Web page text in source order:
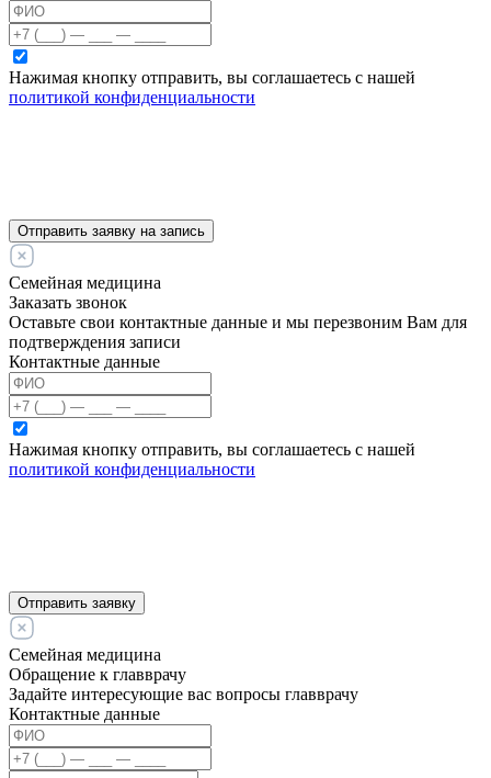
Нажимая кнопку отправить, вы соглашаетесь с нашей
политикой конфиденциальности
Отправить заявку на запись
Семейная медицина
Заказать звонок
Оставьте свои контактные данные и мы перезвоним Вам для
подтверждения записи
Контактные данные
Нажимая кнопку отправить, вы соглашаетесь с нашей
политикой конфиденциальности
Отправить заявку
Семейная медицина
Обращение к главврачу
Задайте интересующие вас вопросы главврачу
Контактные данные